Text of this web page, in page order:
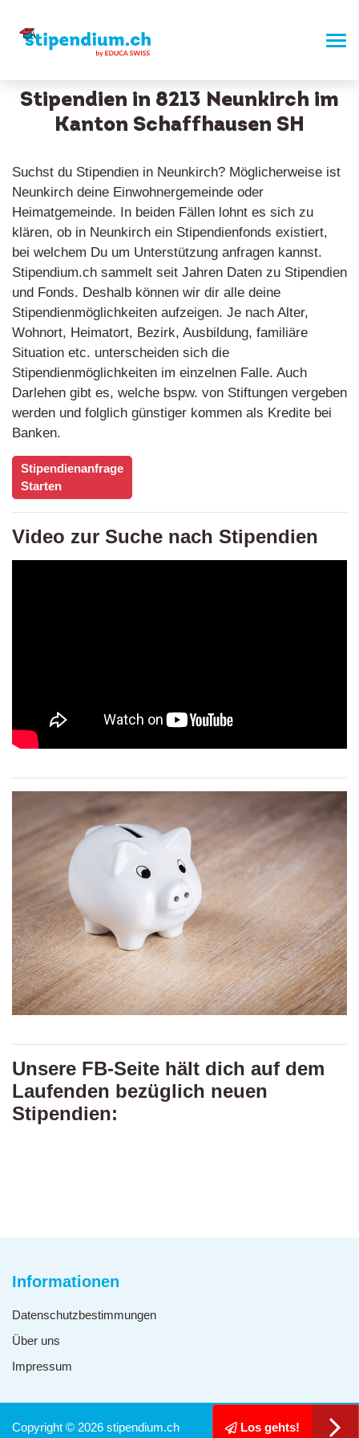
Stipendien in 8213 Neunkirch im
Kanton Schaffhausen SH
Suchst du Stipendien in Neunkirch? Möglicherweise ist
Neunkirch deine Einwohnergemeinde oder
Heimatgemeinde. In beiden Fällen lohnt es sich zu
klären, ob in Neunkirch ein Stipendienfonds existiert,
bei welchem Du um Unterstützung anfragen kannst.
Stipendium.ch sammelt seit Jahren Daten zu Stipendien
und Fonds. Deshalb können wir dir alle deine
Stipendienmöglichkeiten aufzeigen. Je nach Alter,
Wohnort, Heimatort, Bezirk, Ausbildung, familiäre
Situation etc. unterscheiden sich die
Stipendienmöglichkeiten im einzelnen Falle. Auch
Darlehen gibt es, welche bspw. von Stiftungen vergeben
werden und folglich günstiger kommen als Kredite bei
Banken.
Stipendienanfrage
Starten
Video zur Suche nach Stipendien
Unsere FB-Seite hält dich auf dem
Laufenden bezüglich neuen
Stipendien:
Informationen
Datenschutzbestimmungen
Über uns
Impressum
Los gehts!
Copyright © 2026 stipendium.ch